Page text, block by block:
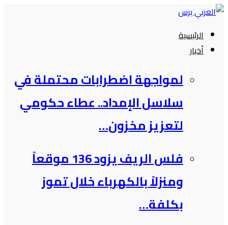
التجاوز
المحتوىالرئيسية
أخبار
لمواجهة اضطرابات محتملة في
سلاسل الإمداد.. عطاء حكومي
لتعزيز مخزون…
فلس الريف يزود 136 موقعاً
ومنزلاً بالكهرباء خلال تموز
بكلفة…